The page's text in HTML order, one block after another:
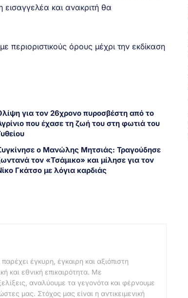
και ανακριτή θα
περιοριστικούς όρους μέχρι την εκδίκαση
για τον 26χρονο πυροσβέστη από το
που έχασε τη ζωή του στη φωτιά του
ο Μανώλης Μητσιάς: Τραγούδησε
τον «Τσάμικο» και μίλησε για τον
Γκάτσο με λόγια καρδιάς
έγκυρη, έγκαιρη και αξιόπιστη
και εθνική επικαιρότητα. Με
αναλύουμε τα γεγονότα και φέρνουμε
μας. Στόχος μας είναι η αντικειμενική